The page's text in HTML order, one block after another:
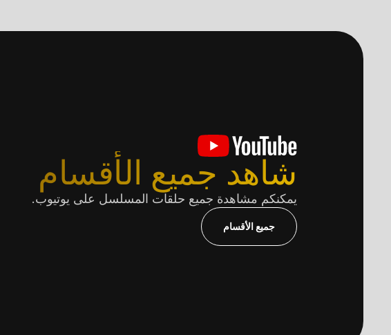
شاهد جميع الأقسام
يمكنكم مشاهدة جميع حلقات المسلسل على يوتيوب.
جميع الأقسام